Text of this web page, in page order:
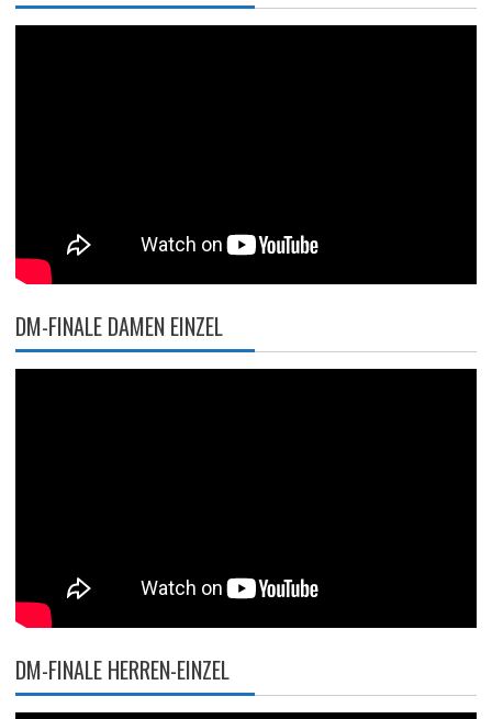
DM-FINALE DAMEN EINZEL
DM-FINALE HERREN-EINZEL